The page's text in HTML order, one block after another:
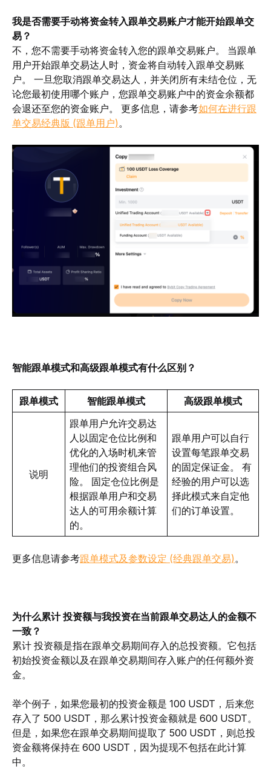
我是否需要手动将资金转入跟单交易账户才能开始跟单交
易？
不，您不需要手动将资金转入您的跟单交易账户。 当跟单
用户开始跟单交易达人时，资金将自动转入跟单交易账
户。 一旦您取消跟单交易达人，并关闭所有未结仓位，无
论您最初使用哪个账户，您跟单交易账户中的资金余额都
会退还至您的资金账户。 更多信息，请参考如何在进行跟
单交易经典版 (跟单用户)。
智能跟单模式和高级跟单模式有什么区别？
跟单模式 智能跟单模式 高级跟单模式
说明
跟单用户允许交易达
人以固定仓位比例和
优化的入场时机来管
理他们的投资组合风
险。 固定仓位比例是
根据跟单用户和交易
达人的可用余额计算
的。
跟单用户可以自行
设置每笔跟单交易
的固定保证金。 有
经验的用户可以选
择此模式来自定他
们的订单设置。
更多信息请参考跟单模式及参数设定 (经典跟单交易) 。
为什么累计 投资额与我投资在当前跟单交易达人的金额不
一致？
累计 投资额是指在跟单交易期间存入的总投资额。它包括
初始投资金额以及在跟单交易期间存入账户的任何额外资
金。
举个例子，如果您最初的投资金额是 100 USDT，后来您
存入了 500 USDT，那么累计投资金额就是 600 USDT。
但是，如果您在跟单交易期间提取了 500 USDT，则总投
资金额将保持在 600 USDT，因为提现不包括在此计算
中。